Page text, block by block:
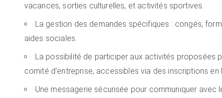
vacances, sorties culturelles, et activités sportives.
La gestion des demandes spécifiques : congés,
aides sociales.
La possibilité de participer aux activités proposées
comité d’entreprise, accessibles via des inscriptions en
Une messagerie sécurisée pour communiquer avec